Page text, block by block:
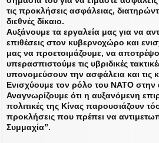
τις προκλήσεις ασφάλειας,
διεθνές δίκαιο.
Αυξάνουμε τα εργαλεία μας για να
επιθέσεις στον κυβερνοχώρο και
μας να προετοιμάζουμε, να
υπερασπιστούμε τις υβριδικές
υπονομεύσουν την ασφάλεια και τις
Ενισχύουμε τον ρόλο του ΝΑΤΟ
Αναγνωρίζουμε ότι η αυξανόμενη
πολιτικές της Κίνας παρουσιάζουν
προκλήσεις που πρέπει να
Συμμαχία”.